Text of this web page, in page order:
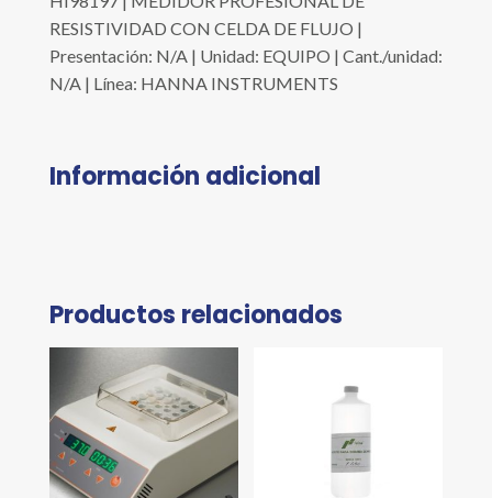
RESISTIVIDAD CON CELDA DE FLUJO |
Presentación: N/A | Unidad: EQUIPO | Cant./unidad:
N/A | Línea: HANNA INSTRUMENTS
Información adicional
Productos relacionados